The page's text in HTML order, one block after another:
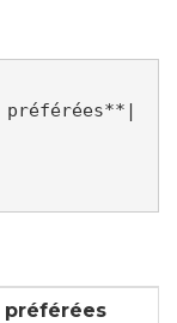
préférées**|
préférées